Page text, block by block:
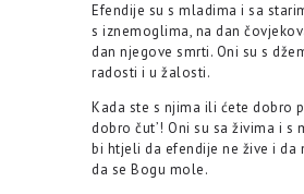
Efendije su s mladima i sa
s iznemoglima, na dan
dan njegove smrti. Oni su s
radosti i u žalosti.
Kada ste s njima ili ćete dobro
dobro čut’! Oni su sa živima i s
bi htjeli da efendije ne žive i da
da se Bogu mole.